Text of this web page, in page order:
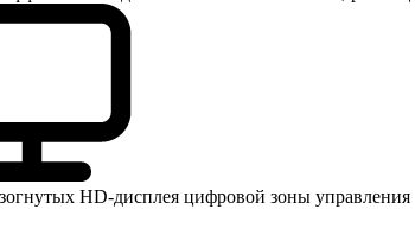
HD-дисплея цифровой зоны управления